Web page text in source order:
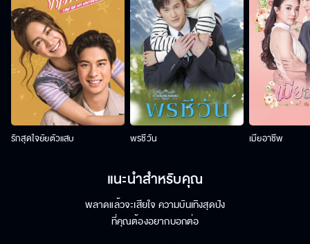
รักสุดใจยัยตัวแสบ พรชีวัน เมียอาชีพ
แนะนำสำหรับคุณ
พลาดแล้วจะเสียใจ ความบันเทิงสุดปัง
ที่คุณต้องอยากบอกต่อ